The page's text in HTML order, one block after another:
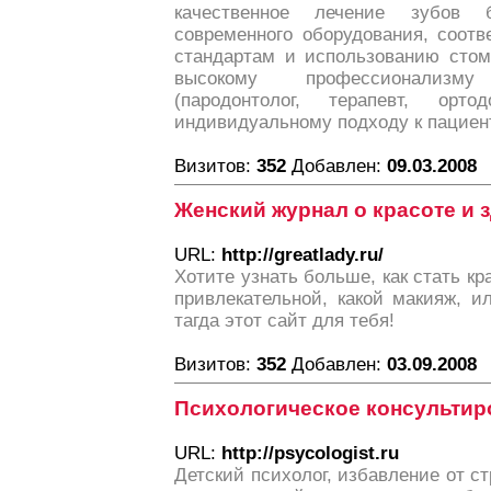
качественное лечение зубов
современного оборудования,
стандартам и использованию
высокому
(пародонтолог, терапевт,
индивидуальному подходу к
Визитов: 352 Добавлен: 09.03.2008
Женский журнал о красоте и
URL: http://greatlady.ru/
Хотите узнать больше, как стать
привлекательной, какой макияж,
тагда этот сайт для тебя!
Визитов: 352 Добавлен: 03.09.2008
Психологическое
URL: http://psycologist.ru
Детский психолог, избавление от